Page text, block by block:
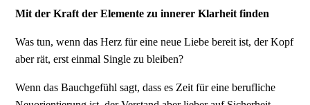
Mit der Kraft der Elemente zu innerer Klarheit finden
Was tun, wenn das Herz für eine neue Liebe bereit ist, der Kopf
aber rät, erst einmal Single zu bleiben?
Wenn das Bauchgefühl sagt, dass es Zeit für eine berufliche